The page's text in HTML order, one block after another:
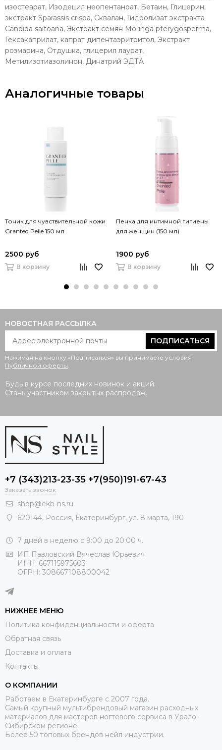
изостеарат, Изодецил неопентаноат, Бетаин, Глицерин,
экстракт Sparassis crispa, Сквалан, Гидролизат экстракта
Candida saitoana, Экстракт семян Moringa pterygosperma,
Гексакаприлат, капрат дипентаэритритол, Экстракт
розмарина, Отдушка, глицерил лаурат,
Метилизотиазолинон, Динатрий ЭДТА
Аналогичные товары
Тоник для чувствительной кожи
Granted Pelle 150 мл
2500 руб
В корзину
Пенка для интимной гигиены
для женщин (150 мл)
1900 руб
В корзину
НОВОСТНАЯ РАССЫЛКА
ПОДПИСАТЬСЯ
Нажимая на кнопку «Подписаться» вы принимаете условия
Публичной оферты.
Будь в курсе последних новинок и акций.
Стань участником закрытых распродаж.
+7 (343)213-23-35 +7(950)191-67-43
Заказать звонок
shop@ekb-ns.ru
620144, Россия, Екатеринбург, ул. 8 марта, 190
7 дней в неделю с 9:00 до 20:00 ч.
ИП Павловский Вячеслав Юрьевич
ИНН: 667115975603
ОГРН: 308667108800042
НИЖНЕЕ МЕНЮ
Политика конфиденциальности и оферта
Обратная связь
Доставка и оплата
Контакты
О КОМПАНИИ
Работаем в Екатеринбурге с 2007 года.
Самый крупный мультибрендовый магазин расходных
материалов для мастеров ногтевого сервиса в Урало-
Сибирском регионе.
Более 50 топовых брендов нейл индустрии.